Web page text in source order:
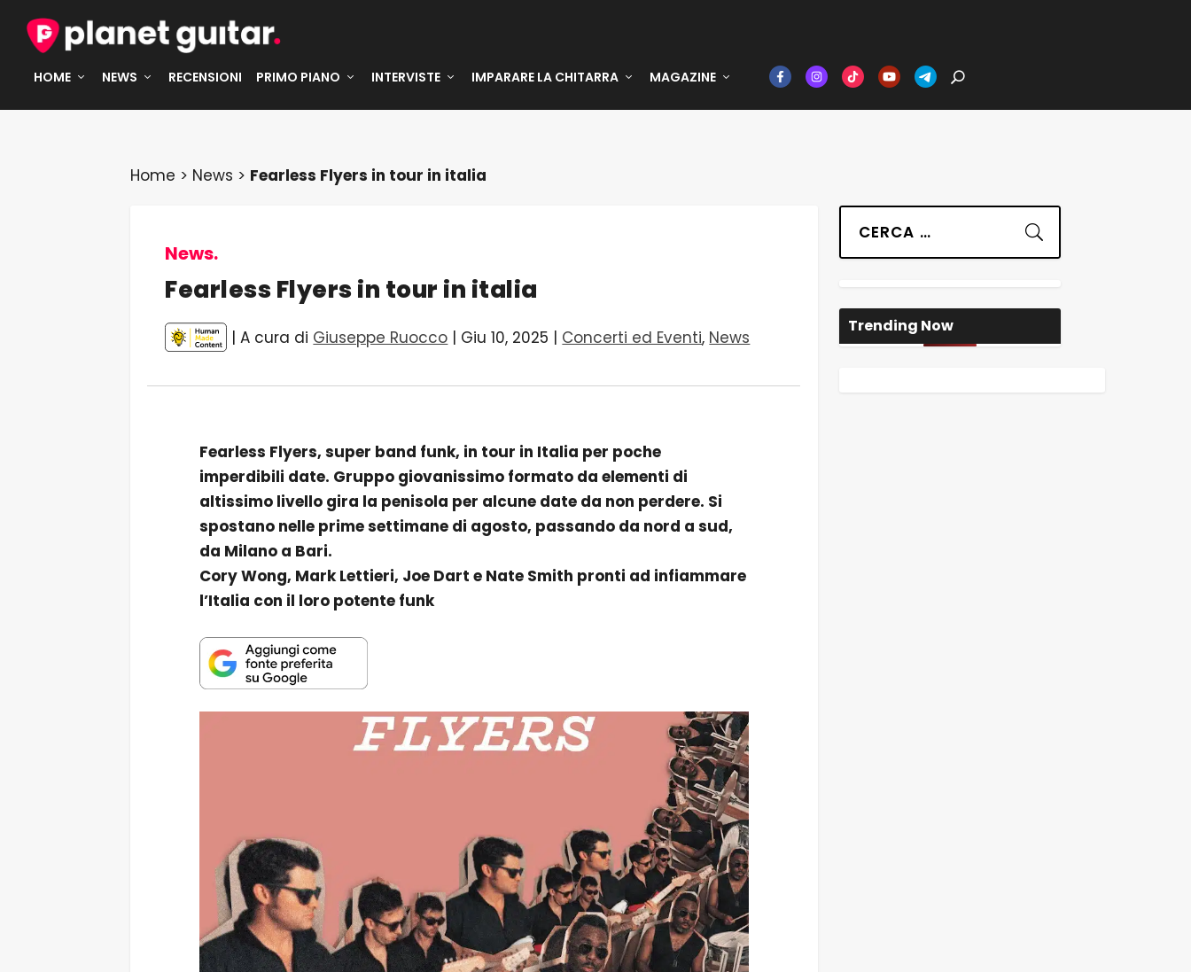
HOME NEWS RECENSIONI PRIMO PIANO INTERVISTE IMPARARE LA CHITARRA MAGAZINE
Home > News > Fearless Flyers in tour in italia
News.
Fearless Flyers in tour in italia
| A cura di Giuseppe Ruocco | Giu 10, 2025 | Concerti ed Eventi, News
Fearless Flyers, super band funk, in tour in Italia per poche
imperdibili date. Gruppo giovanissimo formato da elementi di
altissimo livello gira la penisola per alcune date da non perdere. Si
spostano nelle prime settimane di agosto, passando da nord a sud,
da Milano a Bari.
Cory Wong, Mark Lettieri, Joe Dart e Nate Smith pronti ad infiammare
l’Italia con il loro potente funk
Suchen
Trending Now